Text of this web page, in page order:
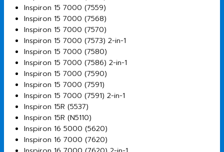
Inspiron 15 7000 (7559)
Inspiron 15 7000 (7568)
Inspiron 15 7000 (7570)
Inspiron 15 7000 (7573) 2-in-1
Inspiron 15 7000 (7580)
Inspiron 15 7000 (7586) 2-in-1
Inspiron 15 7000 (7590)
Inspiron 15 7000 (7591)
Inspiron 15 7000 (7591) 2-in-1
Inspiron 15R (5537)
Inspiron 15R (N5110)
Inspiron 16 5000 (5620)
Inspiron 16 7000 (7620)